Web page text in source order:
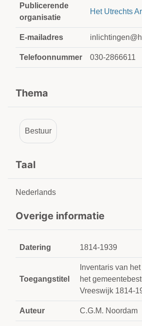
Publicerende
organisatie
Het Utrechts
E-mailadres
Telefoonnummer 030-2866611
Thema
Bestuur
Taal
Nederlands
Overige informatie
Datering 1814-1939
Toegangstitel
Inventaris van
het
Vreeswijk 1814-
Auteur C.G.M. Noordam